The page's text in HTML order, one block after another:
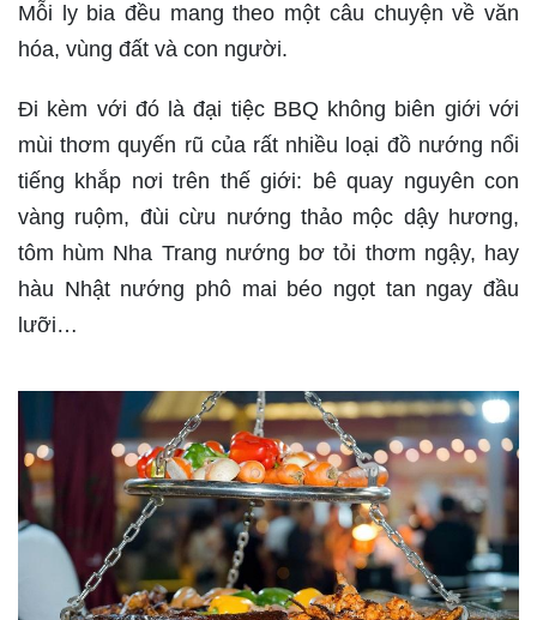
Mỗi ly bia đều mang theo một câu chuyện về văn
hóa, vùng đất và con người.
Đi kèm với đó là đại tiệc BBQ không biên giới với
mùi thơm quyến rũ của rất nhiều loại đồ nướng nổi
tiếng khắp nơi trên thế giới: bê quay nguyên con
vàng ruộm, đùi cừu nướng thảo mộc dậy hương,
tôm hùm Nha Trang nướng bơ tỏi thơm ngậy, hay
hàu Nhật nướng phô mai béo ngọt tan ngay đầu
lưỡi…